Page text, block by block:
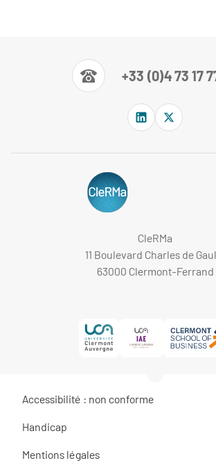
+33 (0)4 73 17
CleRMa
11 Boulevard Charles de
63000 Clermont-Ferrand
Accessibilité : non conforme
Handicap
Mentions légales